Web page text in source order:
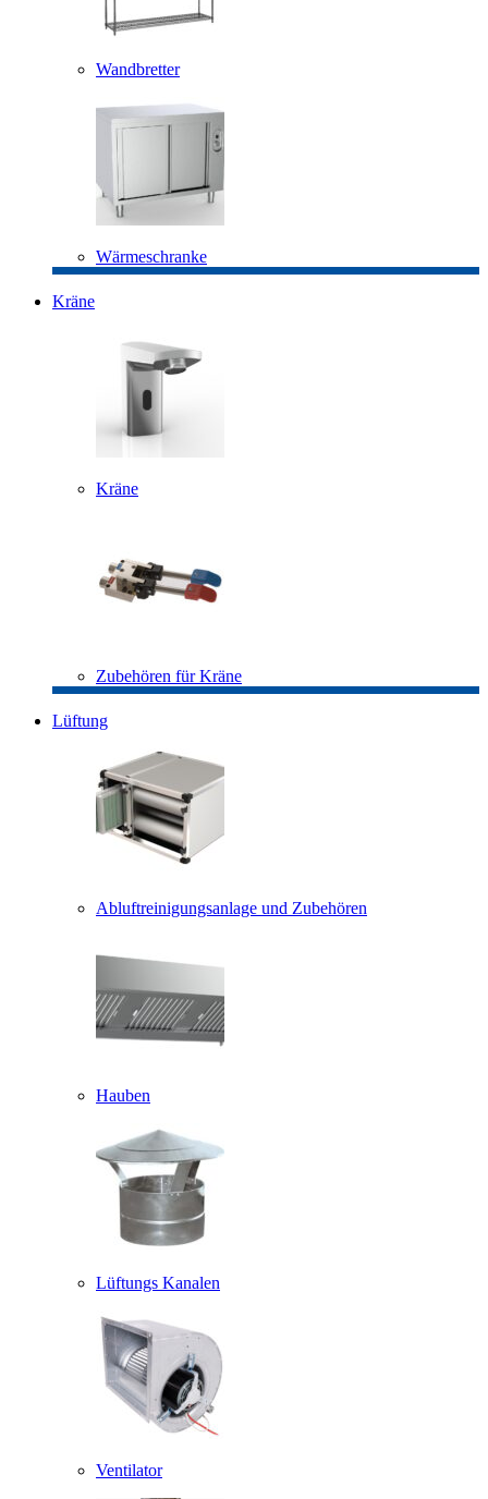
Wandbretter
Wärmeschranke
Kräne
Kräne
Zubehören für Kräne
Lüftung
Abluftreinigungsanlage und Zubehören
Hauben
Lüftungs Kanalen
Ventilator